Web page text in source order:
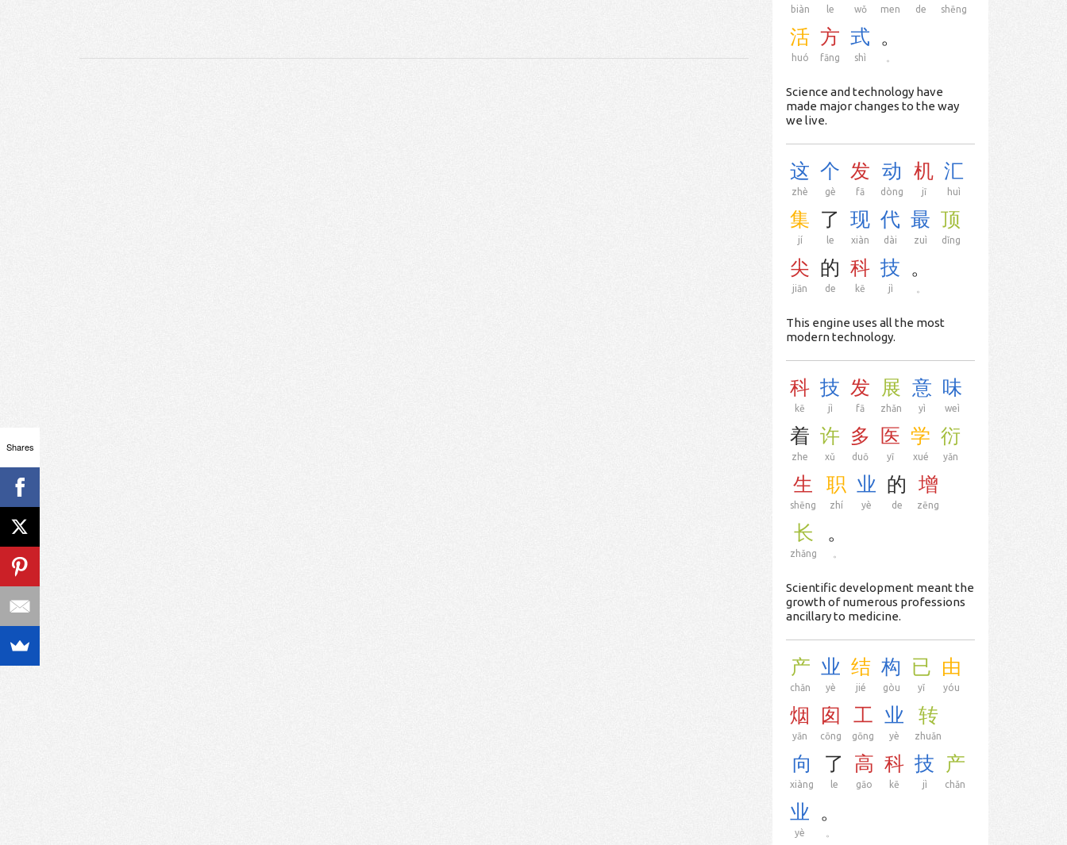
biàn le wǒ men de shēng
活
huó
方
fāng
式
shì
。
Science and technology have
made major changes to the way
we live.
这
zhè
个
gè
发
fā
动
dòng
机
jī
汇
huì
集
jí
了
le
现
xiàn
代
dài
最
zuì
顶
dǐng
尖
jiān
的
de
科
kē
技
jì
。
This engine uses all the most
modern technology.
科
kē
技
jì
发
fā
展
zhǎn
意
yì
味
weì
着
zhe
许
xǔ
多
duō
医
yī
学
xué
衍
yǎn
生
shēng
职
zhí
业
yè
的
de
增
zēng
长
zhǎng
。
Scientific development meant the
growth of numerous professions
ancillary to medicine.
产
chǎn
业
yè
结
jié
构
gòu
已
yǐ
由
yóu
烟
yān
囱
cōng
工
gōng
业
yè
转
zhuǎn
向
xiàng
了
le
高
gāo
科
kē
技
jì
产
chǎn
业
yè
。
Shares